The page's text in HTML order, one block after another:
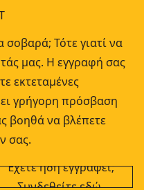
σοβαρά; Τότε γιατί να
μας. Η εγγραφή σας
εκτεταμένες
γρήγορη πρόσβαση
βοηθά να βλέπετε
σας.
Έχετε ήδη εγγραφεί;
Συνδεθείτε εδώ.